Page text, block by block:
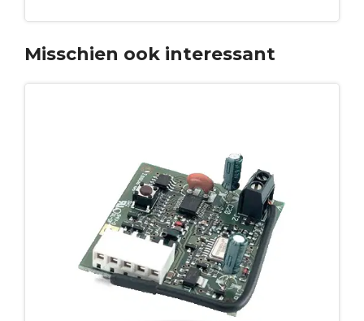
Misschien ook interessant